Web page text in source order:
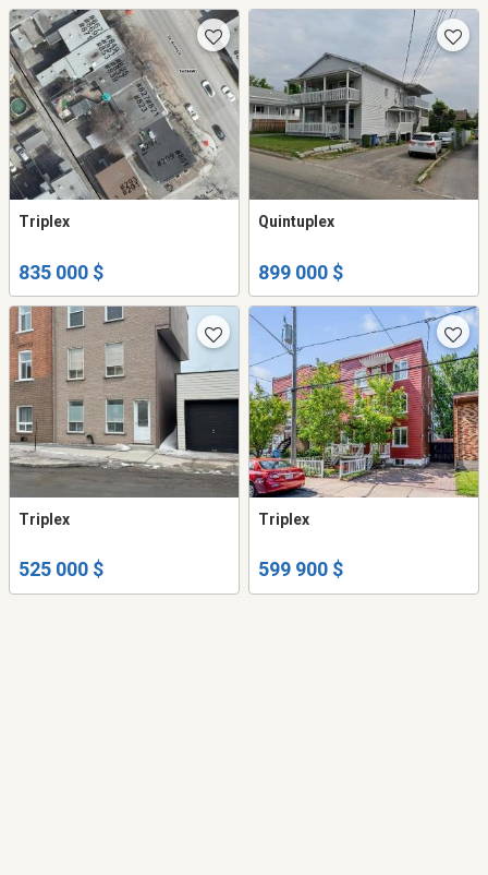
Triplex
835 000 $
Quintuplex
899 000 $
Triplex
525 000 $
Triplex
599 900 $